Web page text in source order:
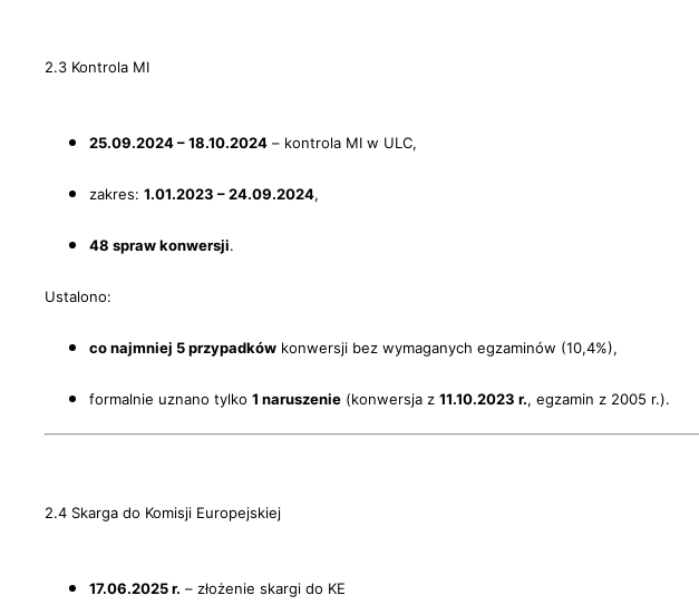
2.3 Kontrola MI
25.09.2024 – 18.10.2024 – kontrola MI w ULC,
zakres: 1.01.2023 – 24.09.2024,
48 spraw konwersji.
Ustalono:
co najmniej 5 przypadków konwersji bez wymaganych egzaminów (10,4%),
formalnie uznano tylko 1 naruszenie (konwersja z 11.10.2023 r., egzamin z 2005 r.).
2.4 Skarga do Komisji Europejskiej
17.06.2025 r. – złożenie skargi do KE